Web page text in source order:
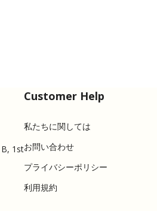
1st
Customer Help
私たちに関しては
お問い合わせ
プライバシーポリシー
利用規約